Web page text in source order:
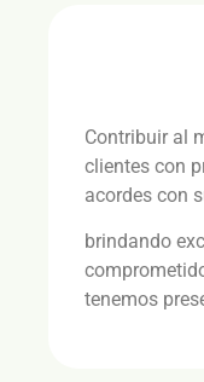
Contribuir al
clientes con
acordes con
brindando
tenemos